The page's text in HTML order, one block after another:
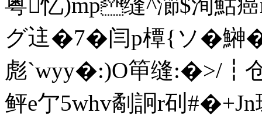
グ迬�7�闫p橝{ソ�
彪`wyy�:)O笚缝:�>/┇
鲆e亇5whv劀詗r矵